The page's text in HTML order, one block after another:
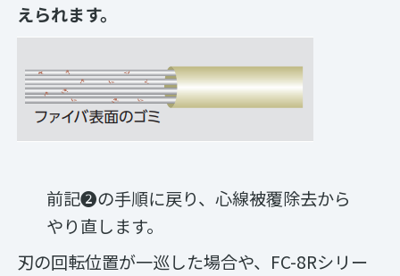
えられます。
前記❷の手順に戻り、心線被覆除去から
やり直します。
刃の回転位置が一巡した場合や、FC-8Rシリー